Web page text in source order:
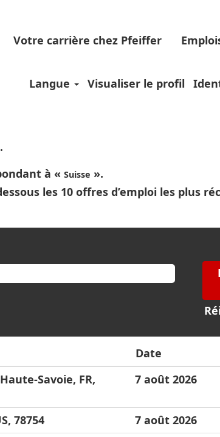
Votre carrière chez Pfeiffer
Langue Visualiser le profil
à « Suisse ».
les 10 offres d’emploi les plus
Date
Savoie, FR,
7 août 2026
78754
7 août 2026